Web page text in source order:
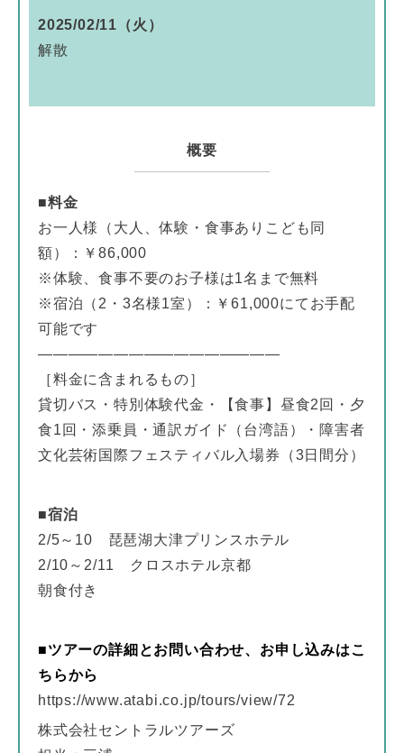
2025/02/11（火）
解散
概要
■料金
お一人様（大人、体験・食事ありこども同
額）：￥86,000
※体験、食事不要のお子様は1名まで無料
※宿泊（2・3名様1室）：￥61,000にてお手配
可能です
————————————————
［料金に含まれるもの］
貸切バス・特別体験代金・【食事】昼食2回・夕
食1回・添乗員・通訳ガイド（台湾語）・障害者
文化芸術国際フェスティバル入場券（3日間分）
■宿泊
2/5～10 琵琶湖大津プリンスホテル
2/10～2/11 クロスホテル京都
朝食付き
■ツアーの詳細とお問い合わせ、お申し込みはこ
ちらから
https://www.atabi.co.jp/tours/view/72
株式会社セントラルツアーズ